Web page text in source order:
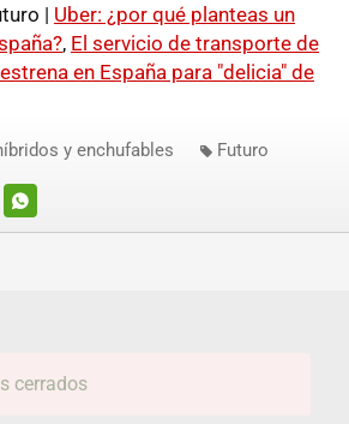
| Uber: ¿por qué planteas un
, El servicio de transporte de
en España para "delicia" de
WHATSAPP
y enchufables Futuro
cerrados